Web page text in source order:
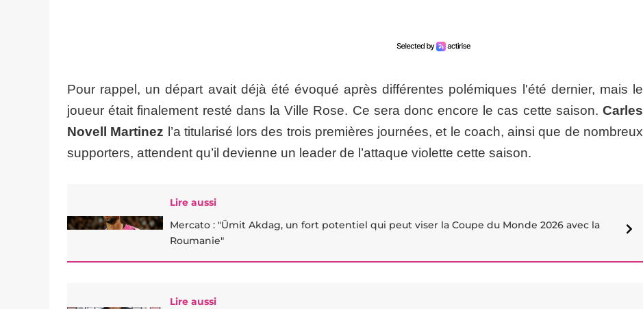
Pour rappel, un départ avait déjà été évoqué après différentes polémiques l'été dernier, mais le
joueur était finalement resté dans la Ville Rose. Ce sera donc encore le cas cette saison. Carles
Novell Martinez l’a titularisé lors des trois premières journées, et le coach, ainsi que de nombreux
supporters, attendent qu’il devienne un leader de l’attaque violette cette saison.
Lire aussi
Mercato : "Ümit Akdag, un fort potentiel qui peut viser la Coupe du Monde 2026 avec la
Roumanie"
Lire aussi